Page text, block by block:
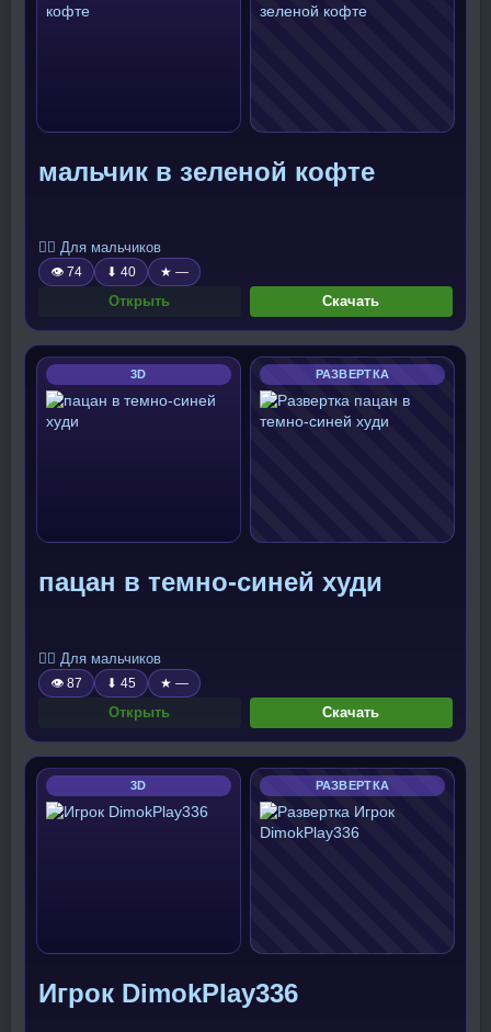
мальчик в зеленой кофте
🧍‍♂️ Для мальчиков
👁 74 ⬇ 40 ★ —
Открыть Скачать
3D РАЗВЕРТКА
пацан в темно-синей худи
🧍‍♂️ Для мальчиков
👁 87 ⬇ 45 ★ —
Открыть Скачать
3D РАЗВЕРТКА
Игрок DimokPlay336